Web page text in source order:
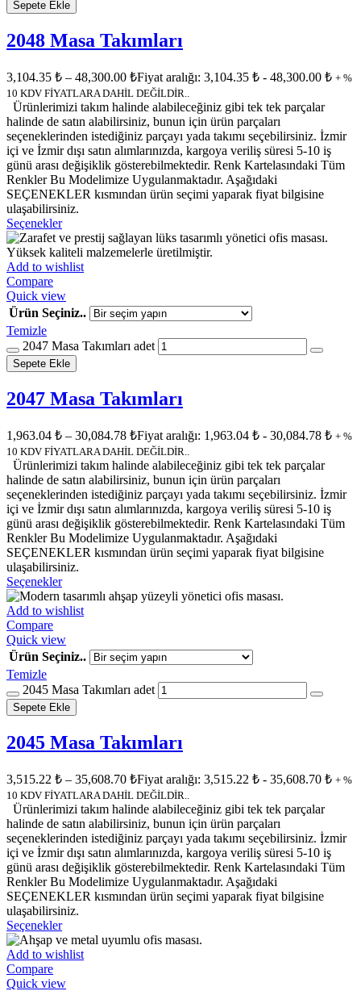
Sepete Ekle
2048 Masa Takımları
3,104.35 ₺ – 48,300.00 ₺Fiyat aralığı: 3,104.35 ₺ - 48,300.00 ₺ + %
10 KDV FİYATLARA DAHİL DEĞİLDİR..
Ürünlerimizi takım halinde alabileceğiniz gibi tek tek parçalar
halinde de satın alabilirsiniz, bunun için ürün parçaları
seçeneklerinden istediğiniz parçayı yada takımı seçebilirsiniz. İzmir
içi ve İzmir dışı satın alımlarınızda, kargoya veriliş süresi 5-10 iş
günü arası değişiklik gösterebilmektedir. Renk Kartelasındaki Tüm
Renkler Bu Modelimize Uygulanmaktadır. Aşağıdaki
SEÇENEKLER kısmından ürün seçimi yaparak fiyat bilgisine
ulaşabilirsiniz.
Seçenekler
Add to wishlist
Compare
Quick view
Ürün Seçiniz..
Temizle
2047 Masa Takımları adet
Sepete Ekle
2047 Masa Takımları
1,963.04 ₺ – 30,084.78 ₺Fiyat aralığı: 1,963.04 ₺ - 30,084.78 ₺ + %
10 KDV FİYATLARA DAHİL DEĞİLDİR..
Ürünlerimizi takım halinde alabileceğiniz gibi tek tek parçalar
halinde de satın alabilirsiniz, bunun için ürün parçaları
seçeneklerinden istediğiniz parçayı yada takımı seçebilirsiniz. İzmir
içi ve İzmir dışı satın alımlarınızda, kargoya veriliş süresi 5-10 iş
günü arası değişiklik gösterebilmektedir. Renk Kartelasındaki Tüm
Renkler Bu Modelimize Uygulanmaktadır. Aşağıdaki
SEÇENEKLER kısmından ürün seçimi yaparak fiyat bilgisine
ulaşabilirsiniz.
Seçenekler
Add to wishlist
Compare
Quick view
Ürün Seçiniz..
Temizle
2045 Masa Takımları adet
Sepete Ekle
2045 Masa Takımları
3,515.22 ₺ – 35,608.70 ₺Fiyat aralığı: 3,515.22 ₺ - 35,608.70 ₺ + %
10 KDV FİYATLARA DAHİL DEĞİLDİR..
Ürünlerimizi takım halinde alabileceğiniz gibi tek tek parçalar
halinde de satın alabilirsiniz, bunun için ürün parçaları
seçeneklerinden istediğiniz parçayı yada takımı seçebilirsiniz. İzmir
içi ve İzmir dışı satın alımlarınızda, kargoya veriliş süresi 5-10 iş
günü arası değişiklik gösterebilmektedir. Renk Kartelasındaki Tüm
Renkler Bu Modelimize Uygulanmaktadır. Aşağıdaki
SEÇENEKLER kısmından ürün seçimi yaparak fiyat bilgisine
ulaşabilirsiniz.
Seçenekler
Add to wishlist
Compare
Quick view